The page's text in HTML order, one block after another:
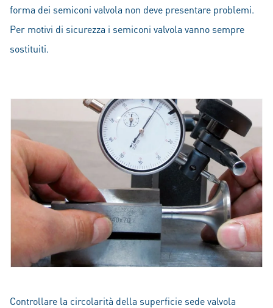
forma dei semiconi valvola non deve presentare problemi.
Per motivi di sicurezza i semiconi valvola vanno sempre
sostituiti.
Controllare la circolarità della superficie sede valvola